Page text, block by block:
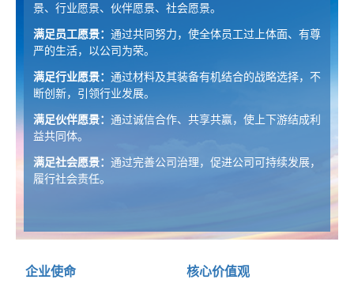
景、行业愿景、伙伴愿景、社会愿景。
满足员工愿景： 通过共同努力，使全体员工过上体面、有尊
严的生活，以公司为荣。
满足行业愿景： 通过材料及其装备有机结合的战略选择，不
断创新，引领行业发展。
满足伙伴愿景： 通过诚信合作、共享共赢，使上下游结成利
益共同体。
满足社会愿景： 通过完善公司治理，促进公司可持续发展，
履行社会责任。
企业使命 核心价值观